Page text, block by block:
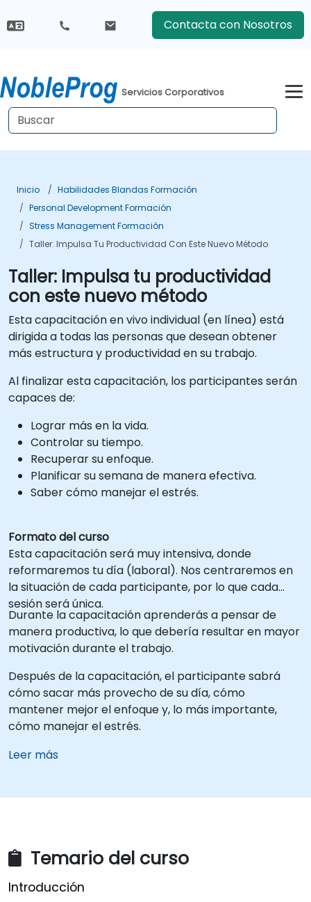
Contacta con Nosotros
Servicios Corporativos
Inicio
Habilidades Blandas Formación
Personal Development Formación
Stress Management Formación
Taller: Impulsa Tu Productividad Con Este Nuevo Método
Taller: Impulsa tu productividad
con este nuevo método
Esta capacitación en vivo individual (en línea) está
dirigida a todas las personas que desean obtener
más estructura y productividad en su trabajo.
Al finalizar esta capacitación, los participantes serán
capaces de:
Lograr más en la vida.
Controlar su tiempo.
Recuperar su enfoque.
Planificar su semana de manera efectiva.
Saber cómo manejar el estrés.
Formato del curso
Esta capacitación será muy intensiva, donde
reformaremos tu día (laboral). Nos centraremos en
la situación de cada participante, por lo que cada
sesión será única.
Durante la capacitación aprenderás a pensar de
manera productiva, lo que debería resultar en mayor
motivación durante el trabajo.
Después de la capacitación, el participante sabrá
cómo sacar más provecho de su día, cómo
mantener mejor el enfoque y, lo más importante,
cómo manejar el estrés.
Leer más
Temario del curso
Introducción